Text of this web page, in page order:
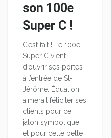
son 100e
Super C !
C’est fait ! Le 100e
Super C vient
d’ouvrir ses portes
à l’entrée de St-
Jérôme. Équation
aimerait féliciter ses
clients pour ce
jalon symbolique
et pour cette belle